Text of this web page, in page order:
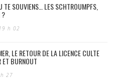
TE SOUVIENS… LES SCHTROUMPFS,
?
h 02
LE RETOUR DE LA LICENCE CULTE
ET BURNOUT
27